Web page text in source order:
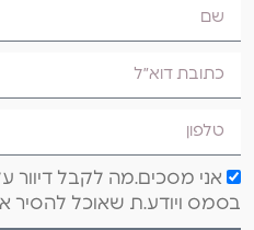
אני מסכים.מה לקבל דיוור
בסמס ויודע.ת שאוכל להסיר